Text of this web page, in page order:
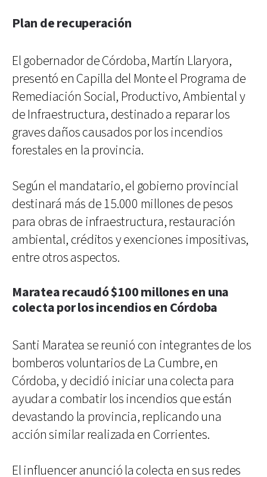
Plan de recuperación
El gobernador de Córdoba, Martín Llaryora,
presentó en Capilla del Monte el Programa de
Remediación Social, Productivo, Ambiental y
de Infraestructura, destinado a reparar los
graves daños causados por los incendios
forestales en la provincia.
Según el mandatario, el gobierno provincial
destinará más de 15.000 millones de pesos
para obras de infraestructura, restauración
ambiental, créditos y exenciones impositivas,
entre otros aspectos.
Maratea recaudó $100 millones en una
colecta por los incendios en Córdoba
Santi Maratea se reunió con integrantes de los
bomberos voluntarios de La Cumbre, en
Córdoba, y decidió iniciar una colecta para
ayudar a combatir los incendios que están
devastando la provincia, replicando una
acción similar realizada en Corrientes.
El influencer anunció la colecta en sus redes